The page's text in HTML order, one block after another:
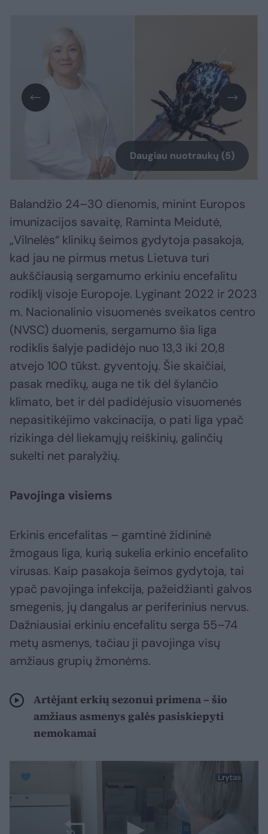
Daugiau nuotraukų (5)
Balandžio 24–30 dienomis, minint Europos
imunizacijos savaitę, Raminta Meidutė,
„Vilnelės“ klinikų šeimos gydytoja pasakoja,
kad jau ne pirmus metus Lietuva turi
aukščiausią sergamumo erkiniu encefalitu
rodiklį visoje Europoje. Lyginant 2022 ir 2023
m. Nacionalinio visuomenės sveikatos centro
(NVSC) duomenis, sergamumo šia liga
rodiklis šalyje padidėjo nuo 13,3 iki 20,8
atvejo 100 tūkst. gyventojų. Šie skaičiai,
pasak medikų, auga ne tik dėl šylančio
klimato, bet ir dėl padidėjusio visuomenės
nepasitikėjimo vakcinacija, o pati liga ypač
rizikinga dėl liekamųjų reiškinių, galinčių
sukelti net paralyžių.
Pavojinga visiems
Erkinis encefalitas – gamtinė židininė
žmogaus liga, kurią sukelia erkinio encefalito
virusas. Kaip pasakoja šeimos gydytoja, tai
ypač pavojinga infekcija, pažeidžianti galvos
smegenis, jų dangalus ar periferinius nervus.
Dažniausiai erkiniu encefalitu serga 55–74
metų asmenys, tačiau ji pavojinga visų
amžiaus grupių žmonėms.
Artėjant erkių sezonui primena – šio
amžiaus asmenys galės pasiskiepyti
nemokamai